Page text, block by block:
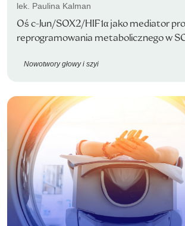
lek. Paulina Kalman
Oś c-Jun/SOX2/HIF1α jako mediator
reprogramowania metabolicznego w
Nowotwory głowy i szyi